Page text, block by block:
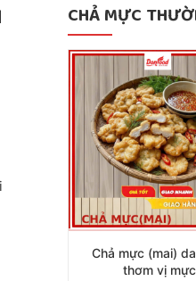
CHẢ MỰC
Chả mực (mai)
thơm vị mực